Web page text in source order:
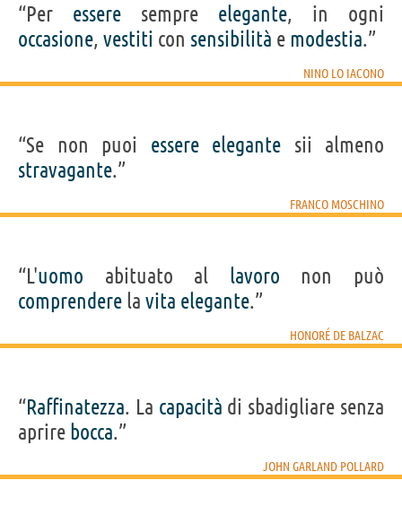
“Per essere sempre elegante, in ogni
occasione, vestiti con sensibilità e modestia.”
NINO LO IACONO
“Se non puoi essere elegante sii almeno
stravagante.”
FRANCO MOSCHINO
“L'uomo abituato al lavoro non può
comprendere la vita elegante.”
HONORÉ DE BALZAC
“Raffinatezza. La capacità di sbadigliare senza
aprire bocca.”
JOHN GARLAND POLLARD